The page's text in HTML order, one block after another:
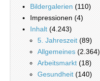
Bildergalerien (110)
Impressionen (4)
Inhalt (4.243)
5. Jahreszeit (89)
Allgemeines (2.364)
Arbeitsmarkt (18)
Gesundheit (140)